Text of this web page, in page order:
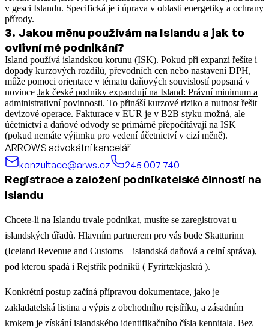
v gesci Islandu. Specifická je i úprava v oblasti energetiky a ochrany
přírody.
3. Jakou měnu používám na Islandu a jak to
ovlivní mé podnikání?
Island používá islandskou korunu (ISK). Pokud při expanzi řešíte i
dopady kurzových rozdílů, převodních cen nebo nastavení DPH,
může pomoci orientace v tématu daňových souvislostí popsaná v
novince Jak české podniky expandují na Island: Právní minimum a
administrativní povinnosti. To přináší kurzové riziko a nutnost řešit
devizové operace. Fakturace v EUR je v B2B styku možná, ale
účetnictví a daňové odvody se primárně přepočítávají na ISK
(pokud nemáte výjimku pro vedení účetnictví v cizí měně).
ARROWS advokátní kancelář
konzultace@arws.cz
245 007 740
Registrace a založení podnikatelské činnosti na
Islandu
Chcete-li na Islandu trvale podnikat, musíte se zaregistrovat u
islandských úřadů. Hlavním partnerem pro vás bude Skatturinn
(Iceland Revenue and Customs – islandská daňová a celní správa),
pod kterou spadá i Rejstřík podniků ( Fyrirtækjaskrá ).
Konkrétní postup začíná přípravou dokumentace, jako je
zakladatelská listina a výpis z obchodního rejstříku, a zásadním
krokem je získání islandského identifikačního čísla kennitala. Bez